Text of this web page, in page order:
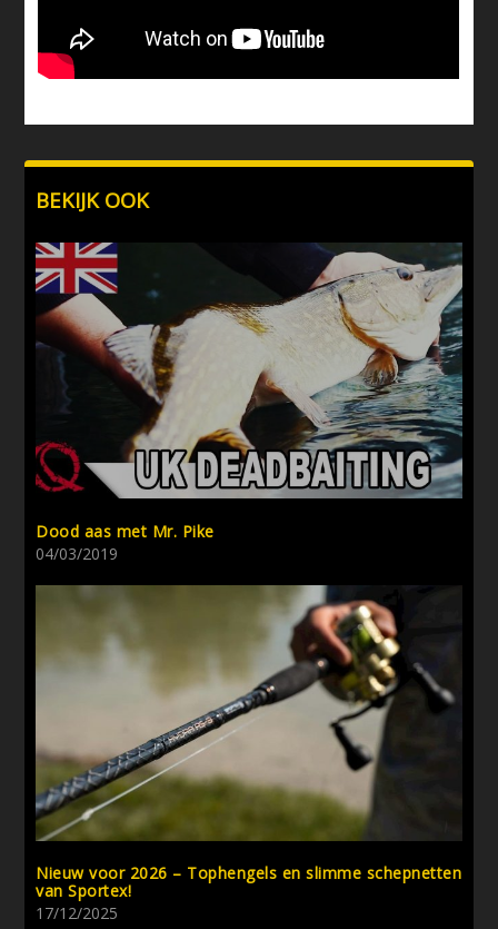
BEKIJK OOK
Dood aas met Mr. Pike
04/03/2019
Nieuw voor 2026 – Tophengels en slimme schepnetten
van Sportex!
17/12/2025